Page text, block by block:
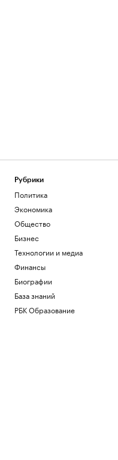
Рубрики
Политика
Экономика
Общество
Бизнес
Технологии и медиа
Финансы
Биографии
База знаний
РБК Образование